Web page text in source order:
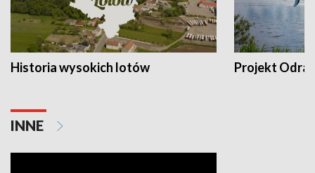
Historia wysokich lotów Projekt Odra
INNE